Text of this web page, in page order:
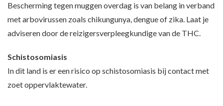
Bescherming tegen muggen overdag is van belang in verband
met arbovirussen zoals chikungunya, dengue of zika. Laat je
adviseren door de reizigersverpleegkundige van de THC.
Schistosomiasis
In dit land is er een risico op schistosomiasis bij contact met
zoet oppervlaktewater.